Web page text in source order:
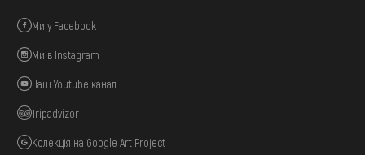
Ми у Facebook
Ми в Instagram
Наш Youtube канал
Tripadvizor
Колекція на Google Art Project